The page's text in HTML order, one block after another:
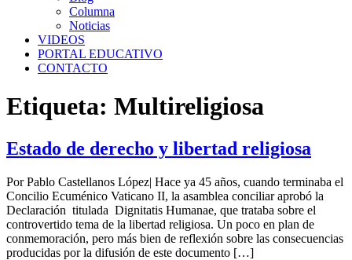
Columna
Noticias
VIDEOS
PORTAL EDUCATIVO
CONTACTO
Etiqueta: Multireligiosa
Estado de derecho y libertad religiosa
Por Pablo Castellanos López| Hace ya 45 años, cuando terminaba el
Concilio Ecuménico Vaticano II, la asamblea conciliar aprobó la
Declaración titulada Dignitatis Humanae, que trataba sobre el
controvertido tema de la libertad religiosa. Un poco en plan de
conmemoración, pero más bien de reflexión sobre las consecuencias
producidas por la difusión de este documento […]